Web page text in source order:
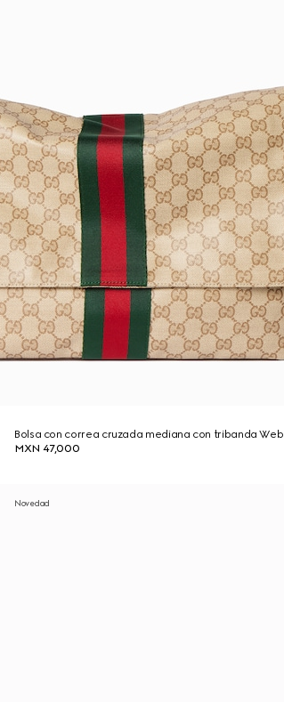
Bolsa con correa cruzada mediana con tribanda Web
MXN 47,000
Novedad